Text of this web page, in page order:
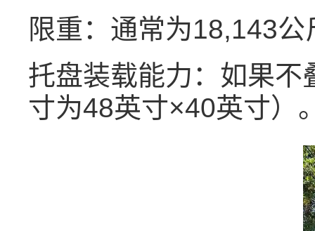
限重：通常为18,143
托盘装载能力：如果
寸为48英寸×40英寸）